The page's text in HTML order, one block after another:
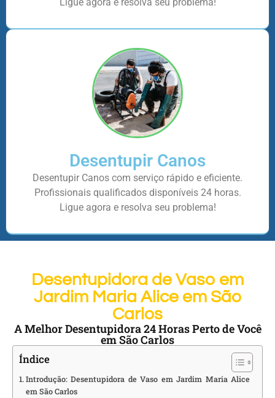
Desentupir Canos
Desentupir Canos com serviço rápido e eficiente.
Profissionais qualificados disponíveis 24 horas.
Ligue agora e resolva seu problema!
Desentupidora de Vaso em
Jardim Maria Alice em São
Carlos
A Melhor Desentupidora 24 Horas Perto de Você
em São Carlos
Índice
Introdução: Desentupidora de Vaso em Jardim Maria Alice
em São Carlos